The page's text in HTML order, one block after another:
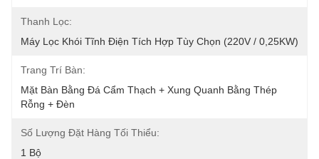
Thanh Lọc:
Máy Lọc Khói Tĩnh Điện Tích Hợp Tùy Chọn (220V / 0,25KW)
Trang Trí Bàn:
Mặt Bàn Bằng Đá Cẩm Thạch + Xung Quanh Bằng Thép
Rỗng + Đèn
Số Lượng Đặt Hàng Tối Thiểu:
1 Bộ